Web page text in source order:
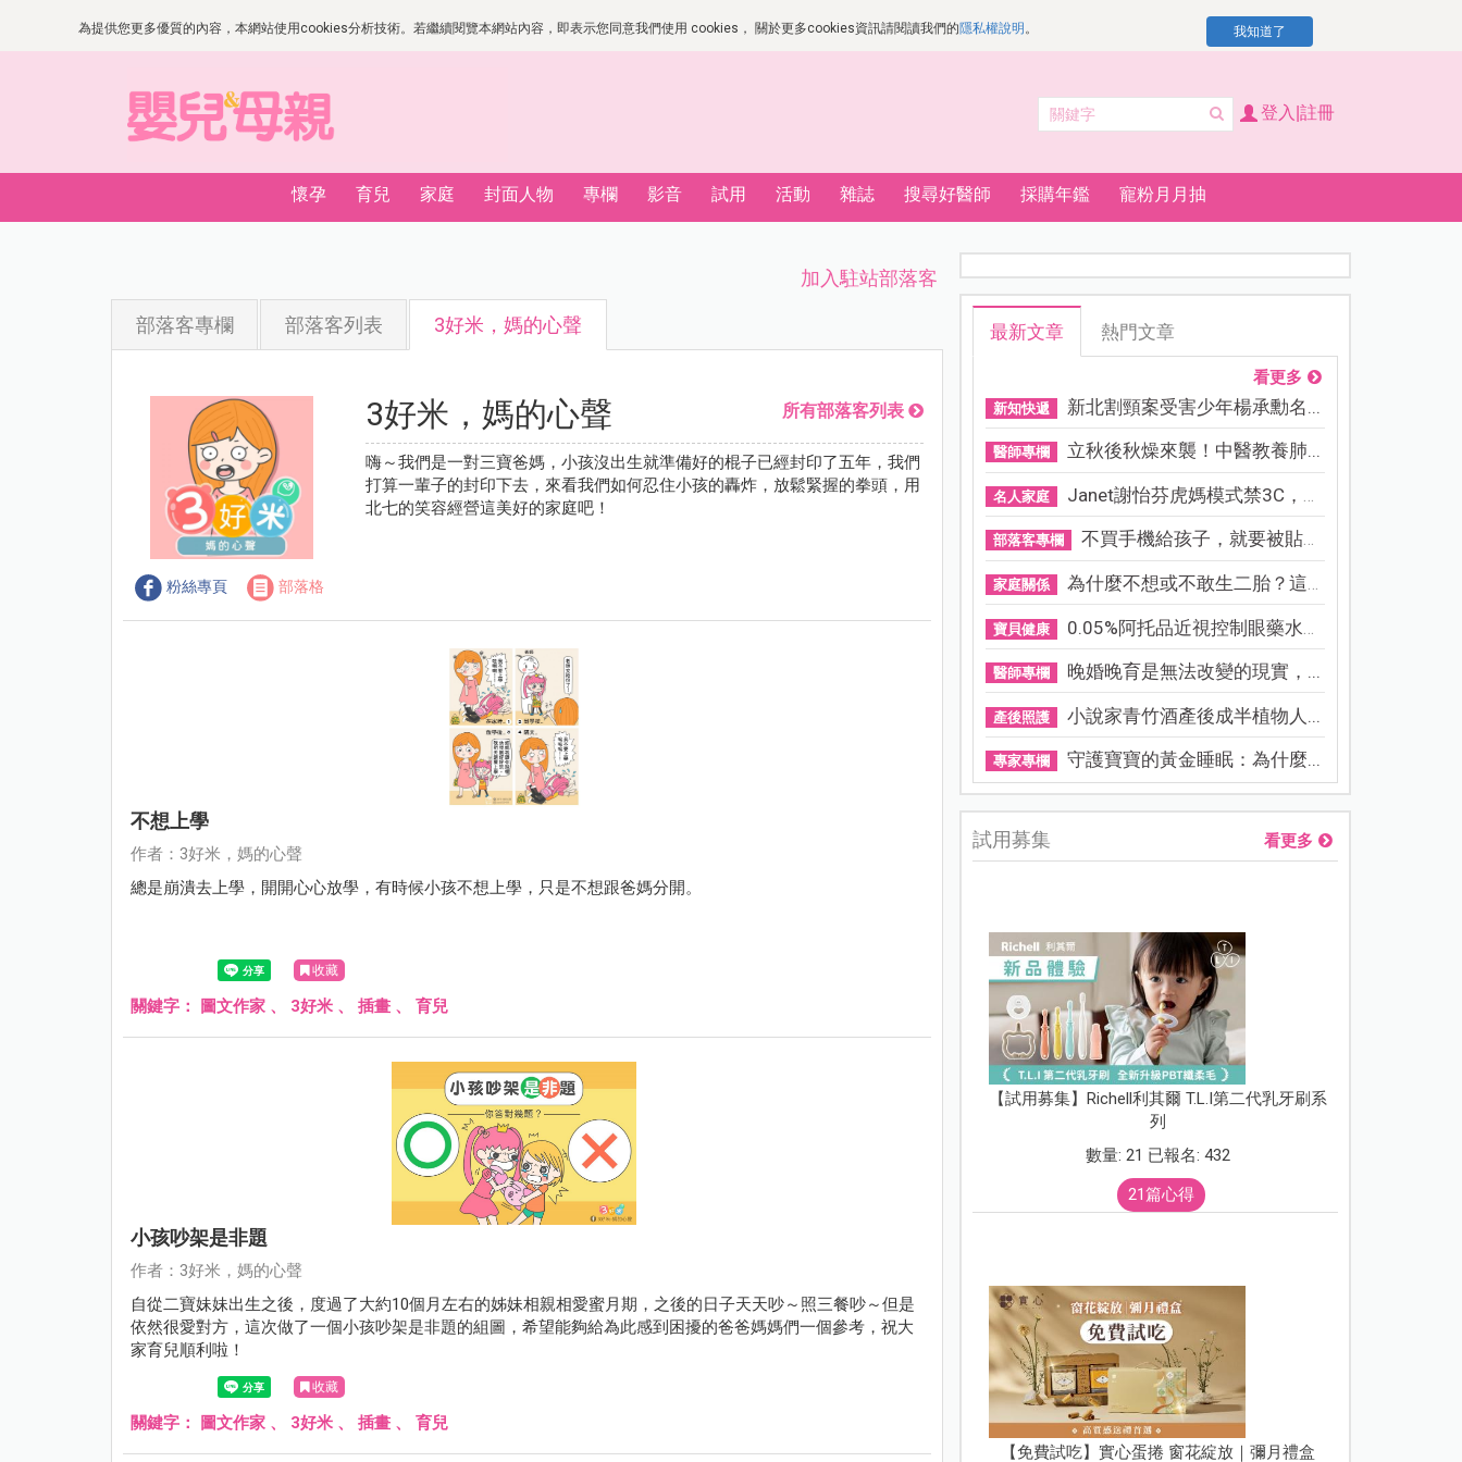
為提供您更多優質的內容，本網站使用cookies分析技術。若繼續閱覽本網站內容，即表示您同意我們使用 cookies， 關於更多cookies資訊請閱讀我們的隱私權說明 。 我知道了
登入|註冊
懷孕 育兒 家庭 封面人物 專欄 影音 試用 活動 雜誌 搜尋好醫師 採購年鑑 寵粉月月抽
加入駐站部落客
部落客專欄 部落客列表 3好米，媽的心聲
粉絲專頁 部落格
3好米，媽的心聲 所有部落客列表
嗨～我們是一對三寶爸媽，小孩沒出生就準備好的棍子已經封印了五年，我們
打算一輩子的封印下去，來看我們如何忍住小孩的轟炸，放鬆緊握的拳頭，用
北七的笑容經營這美好的家庭吧！
不想上學
作者：3好米，媽的心聲
總是崩潰去上學，開開心心放學，有時候小孩不想上學，只是不想跟爸媽分開。
收藏
關鍵字： 圖文作家 、 3好米 、 插畫 、 育兒
小孩吵架是非題
作者：3好米，媽的心聲
自從二寶妹妹出生之後，度過了大約10個月左右的姊妹相親相愛蜜月期，之後的日子天天吵～照三餐吵～但是
依然很愛對方，這次做了一個小孩吵架是非題的組圖，希望能夠給為此感到困擾的爸爸媽媽們一個參考，祝大
家育兒順利啦！
收藏
關鍵字： 圖文作家 、 3好米 、 插畫 、 育兒
最新文章 熱門文章
看更多
新知快遞 新北割頸案受害少年楊承勳名...
醫師專欄 立秋後秋燥來襲！中醫教養肺...
名人家庭 Janet謝怡芬虎媽模式禁3C，看...
部落客專欄 不買手機給孩子，就要被貼「...
家庭關係 為什麼不想或不敢生二胎？這8...
寶貝健康 0.05%阿托品近視控制眼藥水納...
醫師專欄 晚婚晚育是無法改變的現實，...
產後照護 小說家青竹酒產後成半植物人...
專家專欄 守護寶寶的黃金睡眠：為什麼...
試用募集 看更多
【試用募集】Richell利其爾 T.L.I第二代乳牙刷系
列
數量: 21 已報名: 432
21篇心得
【免費試吃】實心蛋捲 窗花綻放｜彌月禮盒